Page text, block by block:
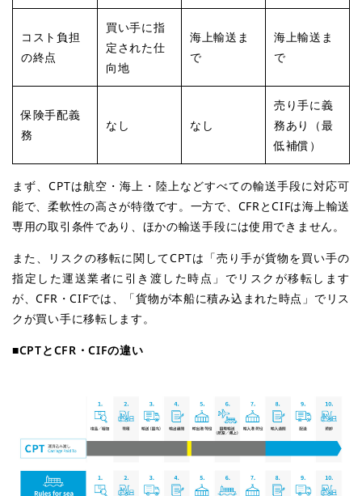
コスト負担
の終点
買い手に指
定された仕
向地
海上輸送ま
で
海上輸送ま
で
保険手配義
務
なし なし
売り手に義
務あり（最
低補償）
まず、CPTは航空・海上・陸上などすべての輸送手段に対応可
能で、柔軟性の高さが特徴です。一方で、CFRとCIFは海上輸送
専用の取引条件であり、ほかの輸送手段には使用できません。
また、リスクの移転に関してCPTは「売り手が貨物を買い手の
指定した運送業者に引き渡した時点」でリスクが移転します
が、CFR・CIFでは、「貨物が本船に積み込まれた時点」でリス
クが買い手に移転します。
■CPTとCFR・CIFの違い